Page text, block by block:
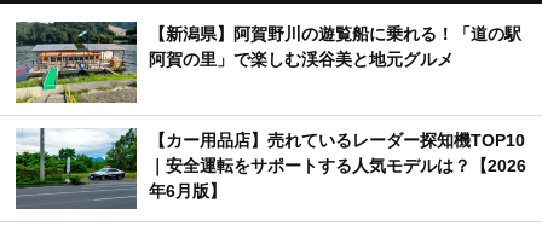
【新潟県】阿賀野川の遊覧船に乗れる！「道の駅
阿賀の里」で楽しむ渓谷美と地元グルメ
【カー用品店】売れているレーダー探知機TOP10
｜安全運転をサポートする人気モデルは？【2026
年6月版】